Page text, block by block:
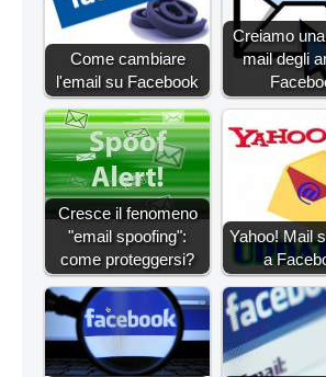
Come cambiare
l'email su Facebook
Creiamo
mail degli
Cresce il fenomeno
"email spoofing":
come proteggersi?
Yahoo! Mail
a